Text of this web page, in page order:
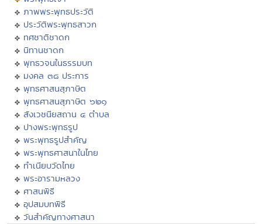
ภาพพระพุทธประวัติ
ประวัติพระพุทธสาวก
ทศชาติชาดก
นิทานชาดก
พุทธวจนในธรรมบท
มงคล ๓๘ ประการ
พุทธศาสนสุภาษิต
พุทธศาสนสุภาษิต ๖๒๑
สังเวชนียสถาน ๔ ตำบล
ปางพระพุทธรูป
พระพุทธรูปสำคัญ
พระพุทธศาสนาในไทย
ทำเนียบวัดไทย
พระอารามหลวง
ศาสนพิธี
อุปสมบทพิธี
วันสำคัญทางศาสนา